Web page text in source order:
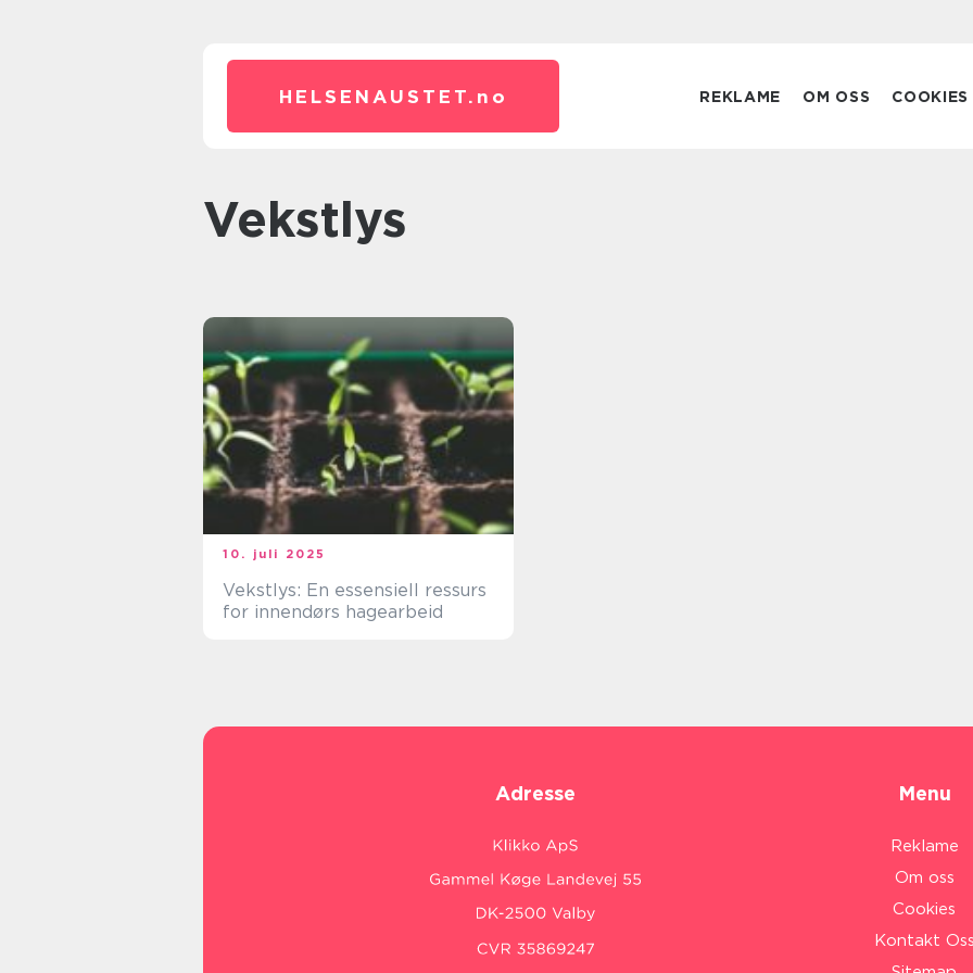
HELSENAUSTET. no REKLAME OM OSS COOKIES
vekstlys
10. juli 2025
Vekstlys: En essensiell ressurs
for innendørs hagearbeid
Adresse Menu
Reklame
Om oss
Cookies
Kontakt